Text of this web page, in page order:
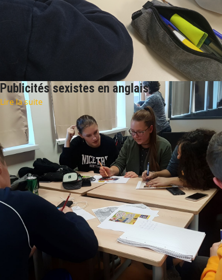
Publicités sexistes en anglais
Lire la suite